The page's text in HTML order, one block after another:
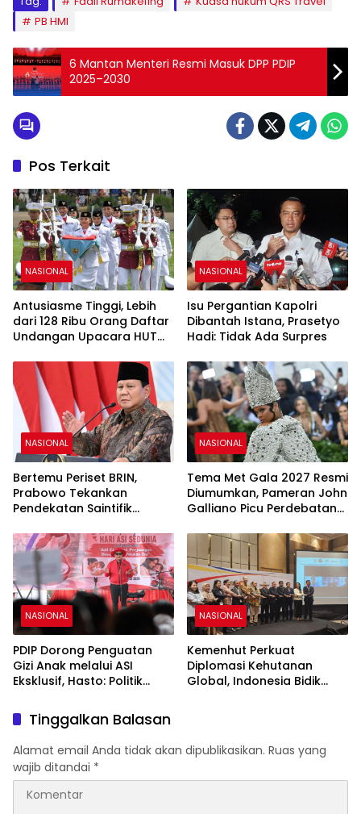
PB HMI
6 Mantan Menteri Resmi Masuk DPP PDIP
2025–2030
Pos Terkait
NASIONAL
Antusiasme Tinggi, Lebih
dari 128 Ribu Orang Daftar
Undangan Upacara HUT
NASIONAL
Isu Pergantian Kapolri
Dibantah Istana, Prasetyo
Hadi: Tidak Ada Surpres
NASIONAL
Bertemu Periset BRIN,
Prabowo Tekankan
Pendekatan Saintifik
Bangsa
NASIONAL
Tema Met Gala 2027 Resmi
Diumumkan, Pameran John
Galliano Picu Perdebatan
NASIONAL
PDIP Dorong Penguatan
Gizi Anak melalui ASI
Eksklusif, Hasto: Politik
Peradaban
NASIONAL
Kemenhut Perkuat
Diplomasi Kehutanan
Global, Indonesia Bidik
Tinggalkan Balasan
Alamat email Anda tidak akan dipublikasikan. Ruas yang
wajib ditandai *